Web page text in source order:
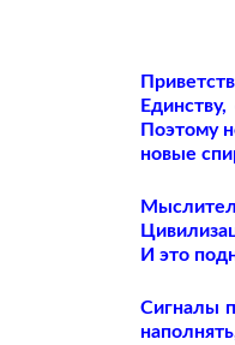
Поэтому
новые
И это
Сигналы